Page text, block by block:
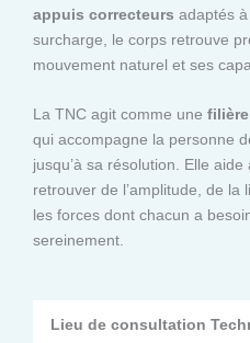
appuis correcteurs adaptés
surcharge, le corps retrouve
mouvement naturel et ses
La TNC agit comme une
qui accompagne la personne
jusqu’à sa résolution. Elle
retrouver de l’amplitude, de
les forces dont chacun a
sereinement.
Lieu de consultation